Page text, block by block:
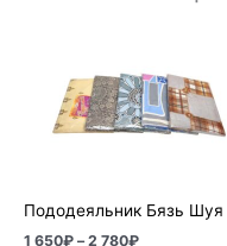
Пододеяльник Бязь Шуя
1 650₽ – 2 780₽
650₽
–
2